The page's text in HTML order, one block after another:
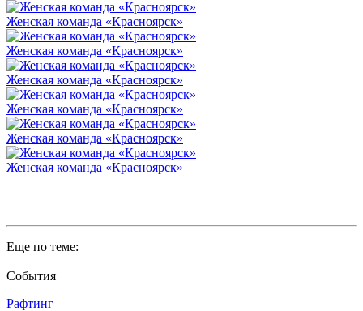
Женская команда «Красноярск»
Женская команда «Красноярск»
Женская команда «Красноярск»
Женская команда «Красноярск»
Женская команда «Красноярск»
Женская команда «Красноярск»
Еще по теме:
События
Рафтинг